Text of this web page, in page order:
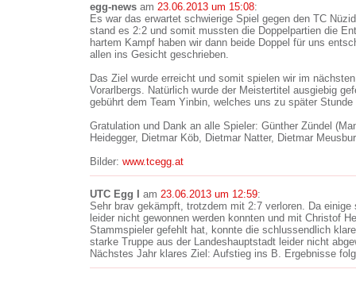
egg-news am 23.06.2013 um 15:08:
Es war das erwartet schwierige Spiel gegen den TC
stand es 2:2 und somit mussten die Doppelpartien die
hartem Kampf haben wir dann beide Doppel für uns
allen ins Gesicht geschrieben.
Das Ziel wurde erreicht und somit spielen wir im
Vorarlbergs. Natürlich wurde der Meistertitel ausgiebig
gebührt dem Team Yinbin, welches uns zu später
Gratulation und Dank an alle Spieler: Günther Zündel
Heidegger, Dietmar Köb, Dietmar Natter, Dietmar
Bilder: www.tcegg.at
UTC Egg I am 23.06.2013 um 12:59:
Sehr brav gekämpft, trotzdem mit 2:7 verloren. Da
leider nicht gewonnen werden konnten und mit Christof
Stammspieler gefehlt hat, konnte die schlussendlich
starke Truppe aus der Landeshauptstadt leider nicht
Nächstes Jahr klares Ziel: Aufstieg ins B. Ergebnisse